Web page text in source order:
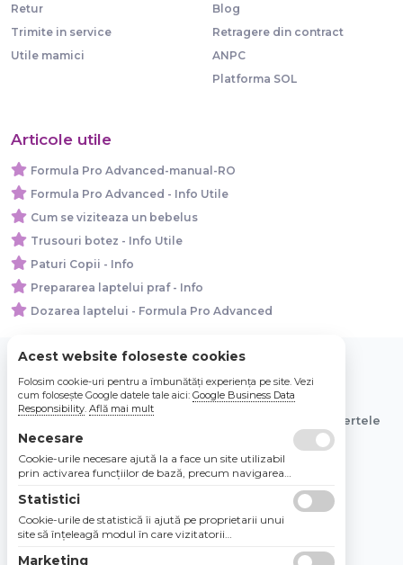
Retur
Trimite in service
Utile mamici
Blog
Retragere din contract
ANPC
Platforma SOL
Articole utile
Formula Pro Advanced-manual-RO
Formula Pro Advanced - Info Utile
Cum se viziteaza un bebelus
Trusouri botez - Info Utile
Paturi Copii - Info
Prepararea laptelui praf - Info
Dozarea laptelui - Formula Pro Advanced
© 2026 Bebe Nou Online Store SRL
Toate preturile sunt exprimate in lei si includ tva. Ofertele
sunt valabile in limita stocului disponibil.
Acest website foloseste cookies
Folosim cookie-uri pentru a îmbunătăți experiența pe site. Vezi
cum folosește Google datele tale aici: Google Business Data
Responsibility. Află mai mult
Necesare
Cookie-urile necesare ajută la a face un site utilizabil
prin activarea funcţiilor de bază, precum navigarea
Site-ul nu poate funcţiona corespunzător fără aceste
cookie-uri.
Statistici
Cookie-urile de statistică îi ajută pe proprietarii unui
site să înţeleagă modul în care vizitatorii
Marketing